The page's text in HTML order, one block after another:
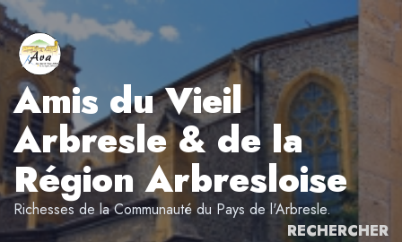
Aller
au
contenu
Amis du Vieil
Arbresle & de la
Région Arbresloise
Richesses de la Communauté du Pays de l'Arbresle.
RECHERCHER